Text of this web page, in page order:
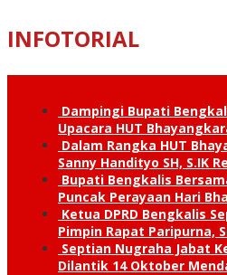
INFOTORIAL
Dampingi Bupati
Upacara HUT
Dalam Rangka HUT
Sanny Handityo SH, S.IK
Bupati Bengkalis
Puncak Perayaan Hari
Ketua DPRD Bengkalis
Pimpin Rapat Paripurna,
Septian Nugraha Jabat
Dilantik 14 Oktober